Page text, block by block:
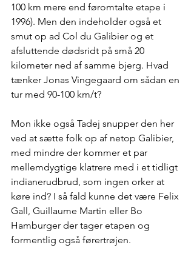
100 km mere end føromtalte etape i
1996). Men den indeholder også et
smut op ad Col du Galibier og et
afsluttende dødsridt på små 20
kilometer ned af samme bjerg. Hvad
tænker Jonas Vingegaard om sådan en
tur med 90-100 km/t?
Mon ikke også Tadej snupper den her
ved at sætte folk op af netop Galibier,
med mindre der kommer et par
mellemdygtige klatrere med i et tidligt
indianerudbrud, som ingen orker at
køre ind? I så fald kunne det være Felix
Gall, Guillaume Martin eller Bo
Hamburger der tager etapen og
formentlig også førertrøjen.